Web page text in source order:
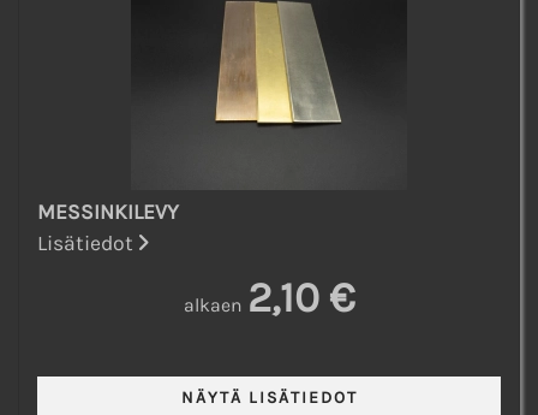
MESSINKILEVY
Lisätiedot
alkaen 2,10 €